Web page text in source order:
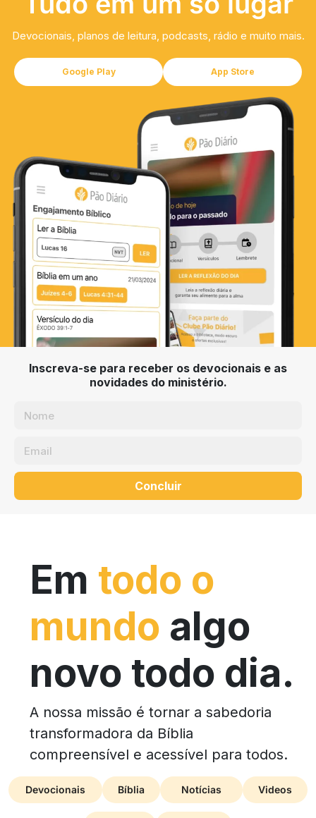
Devocionais, planos de leitura, podcasts, rádio e muito mais.
Google Play App Store
Inscreva-se para receber os devocionais e as
novidades do ministério.
Concluir
Em todo o
mundo algo
novo todo dia.
A nossa missão é tornar a sabedoria
transformadora da Bíblia
compreensível e acessível para todos.
Devocionais Bíblia Notícias Videos